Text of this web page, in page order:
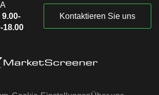
18.00
Kontaktieren Sie uns